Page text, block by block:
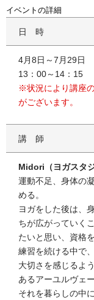
イベントの詳細
日時
4月8日～7月29
13：00～14：15
※状況により講座
がございます。
講師
Midori（ヨガスタ
運動不足、身体の
める。
ヨガをした後は、
ちが広がっていく
たいと思い、資格を
練習を続ける中で
大切さを感じるよ
あるアーユルヴェ
それを暮らしの中